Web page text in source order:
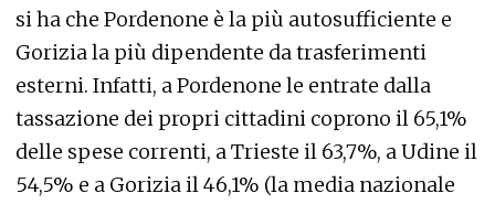
si ha che Pordenone è la più autosufficiente e
Gorizia la più dipendente da trasferimenti
esterni. Infatti, a Pordenone le entrate dalla
tassazione dei propri cittadini coprono il 65,1%
delle spese correnti, a Trieste il 63,7%, a Udine il
54,5% e a Gorizia il 46,1% (la media nazionale